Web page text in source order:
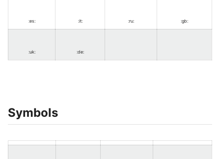
:es: :it: :ru: :gb:
:uk: :de:
Symbols